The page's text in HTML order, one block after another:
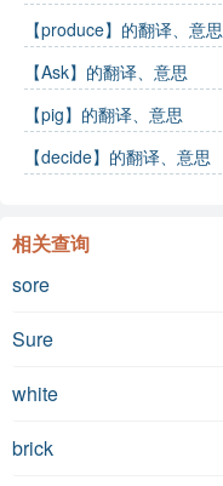
【produce】的翻译、意思
【Ask】的翻译、意思
【pig】的翻译、意思
【decide】的翻译、意思
相关查询
sore
Sure
white
brick